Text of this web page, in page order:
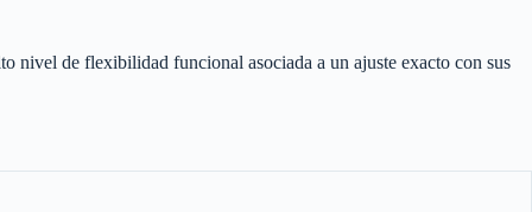
nivel de flexibilidad funcional asociada a un ajuste exacto con sus